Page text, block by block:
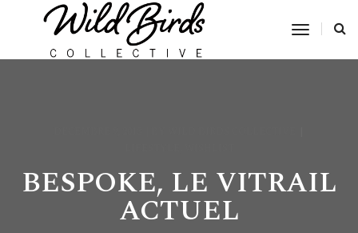
Toggle
BESPOKE, LE VITRAIL
ACTUEL